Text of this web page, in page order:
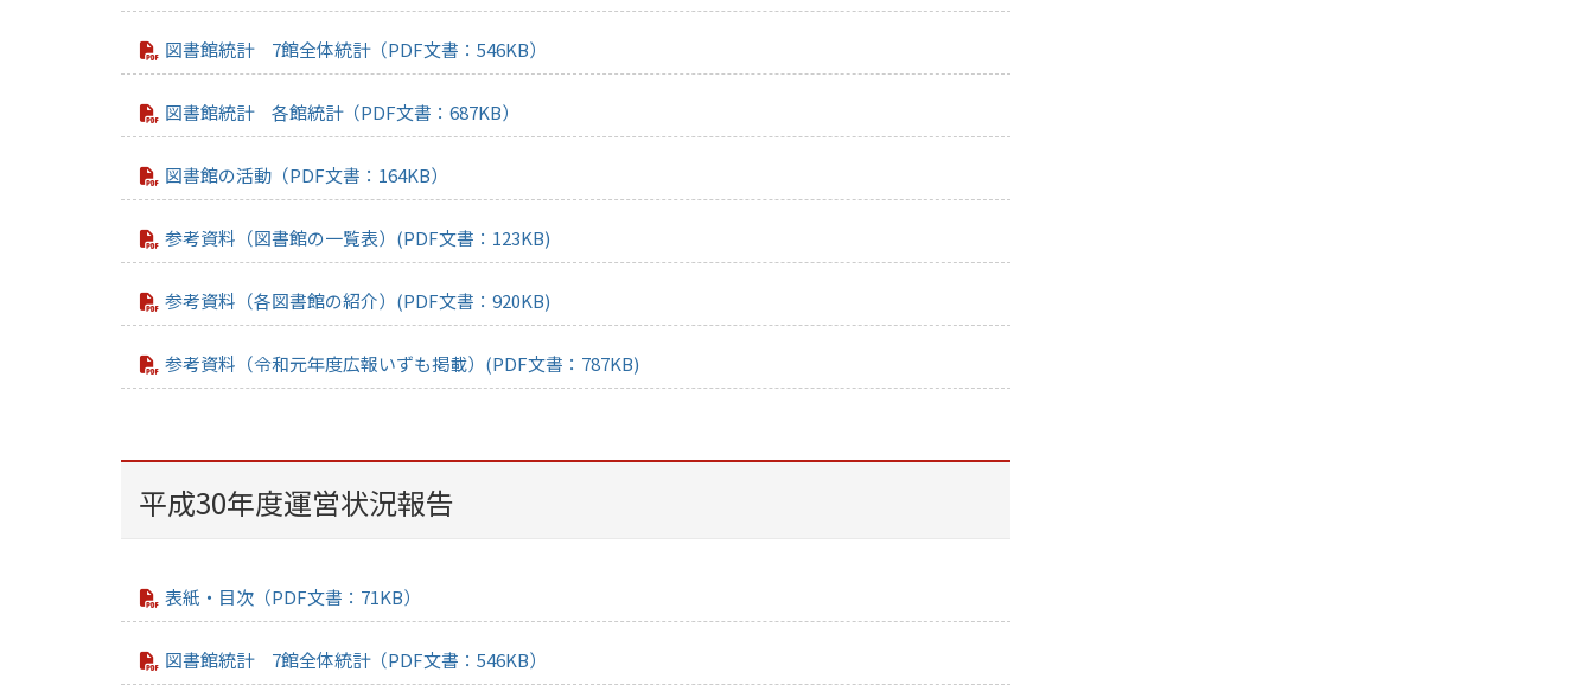
図書館統計 7館全体統計（PDF文書：546KB）
図書館統計 各館統計（PDF文書：687KB）
図書館の活動（PDF文書：164KB）
参考資料（図書館の一覧表）(PDF文書：123KB)
参考資料（各図書館の紹介）(PDF文書：920KB)
参考資料（令和元年度広報いずも掲載）(PDF文書：787KB)
平成30年度運営状況報告
表紙・目次（PDF文書：71KB）
図書館統計 7館全体統計（PDF文書：546KB）